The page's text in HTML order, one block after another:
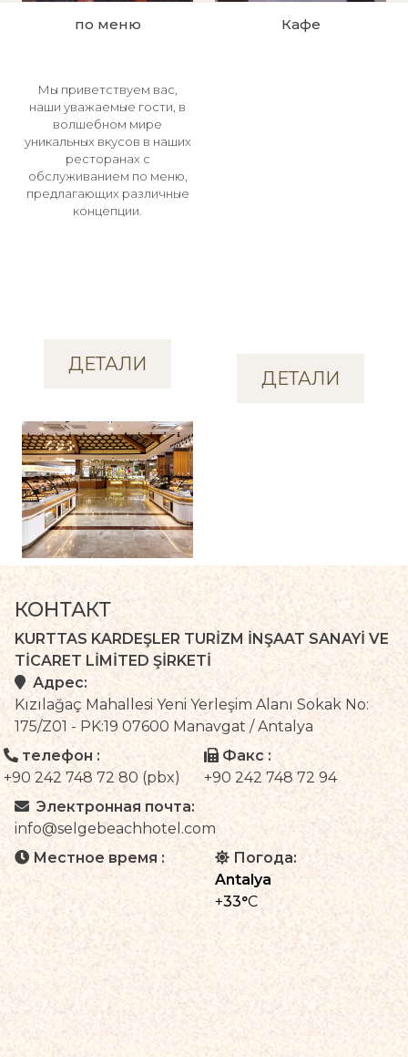
по меню
Мы приветствуем вас,
наши уважаемые гости, в
волшебном мире
уникальных вкусов в наших
ресторанах с
обслуживанием по меню,
предлагающих различные
концепции.
ДЕТАЛИ
Кафе
ДЕТАЛИ
КОНТАКТ
KURTTAS KARDEŞLER TURİZM İNŞAAT SANAYİ VE
TİCARET LİMİTED ŞİRKETİ
Адрес:
Kızılağaç Mahallesi Yeni Yerleşim Alanı Sokak No:
175/Z01 - PK:19 07600 Manavgat / Antalya
телефон :
+90 242 748 72 80 (pbx)
Факс :
+90 242 748 72 94
Электронная почта:
info@selgebeachhotel.com
Местное время :
Погода:
Antalya
+33°C